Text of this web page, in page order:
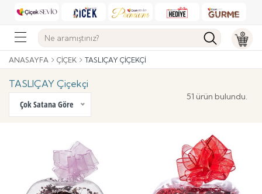
ANASAYFA ÇIÇEK TASLIÇAY ÇIÇEKÇI
TASLIÇAY Çiçekçi
Çok Satana Göre
51 ürün bulundu.